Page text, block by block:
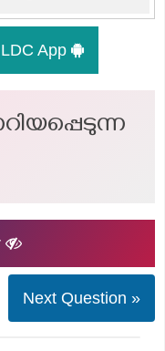
App
Next Question »